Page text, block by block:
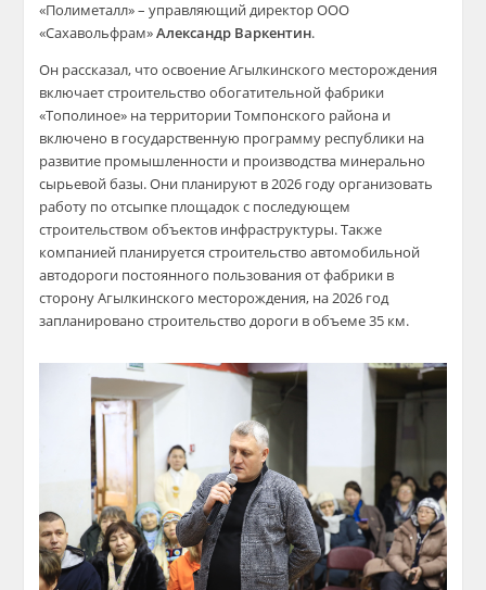
«Полиметалл» – управляющий директор ООО
«Сахавольфрам»Александр Варкентин.
Он рассказал, что освоение Агылкинского месторождения
включает строительство обогатительной фабрики
«Тополиное» на территории Томпонского района и
включено в государственную программу республики на
развитие промышленности и производства минерально
сырьевой базы. Они планируют в 2026 году организовать
работу по отсыпке площадок с последующем
строительством объектов инфраструктуры. Также
компанией планируется строительство автомобильной
автодороги постоянного пользования от фабрики в
сторону Агылкинского месторождения, на 2026 год
запланировано строительство дороги в объеме 35 км.